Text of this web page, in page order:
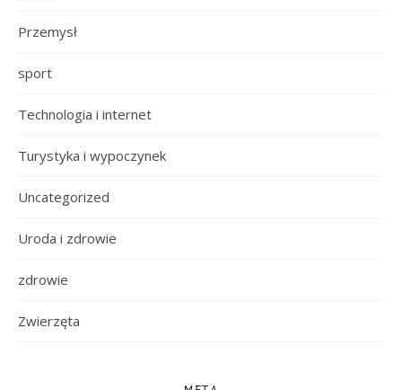
Przemysł
sport
Technologia i internet
Turystyka i wypoczynek
Uncategorized
Uroda i zdrowie
zdrowie
Zwierzęta